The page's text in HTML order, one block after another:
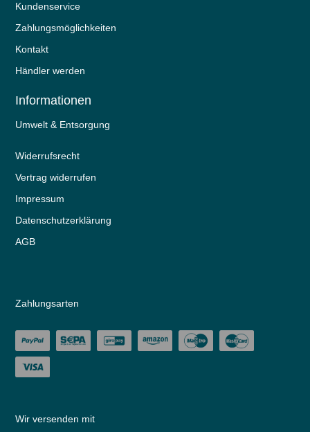
Kundenservice
Zahlungsmöglichkeiten
Kontakt
Händler werden
Informationen
Umwelt & Entsorgung
Widerrufs­recht
Vertrag widerrufen
Impressum
Daten­schutz­erklärung
AGB
Zahlungsarten
Wir versenden mit